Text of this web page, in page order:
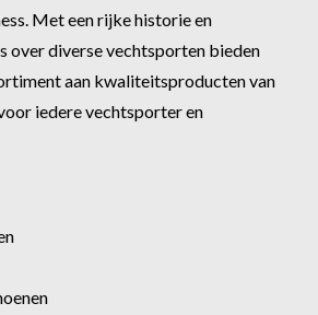
Met een rijke historie en
over diverse vechtsporten bieden
aan kwaliteitsproducten van
iedere vechtsporter en